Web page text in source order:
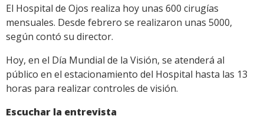
El Hospital de Ojos realiza hoy unas 600 cirugías
mensuales. Desde febrero se realizaron unas 5000,
según contó su director.
Hoy, en el Día Mundial de la Visión, se atenderá al
público en el estacionamiento del Hospital hasta las 13
horas para realizar controles de visión.
Escuchar la entrevista